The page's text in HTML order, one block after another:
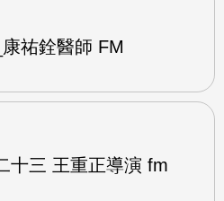
祐銓醫師 FM
十三 王重正導演 fm